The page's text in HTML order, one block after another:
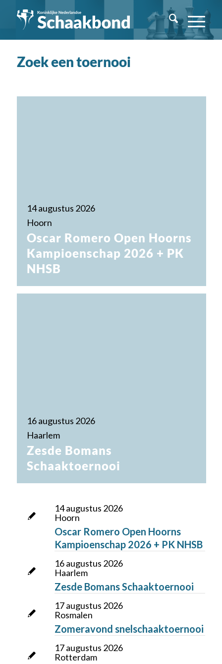
Zoek een toernooi
14 augustus 2026
Hoorn
Oscar Romero Open Hoorns
Kampioenschap 2026 + PK
NHSB
16 augustus 2026
Haarlem
Zesde Bomans
Schaaktoernooi
14 augustus 2026
Hoorn
Oscar Romero Open Hoorns
Kampioenschap 2026 + PK NHSB
16 augustus 2026
Haarlem
Zesde Bomans Schaaktoernooi
17 augustus 2026
Rosmalen
Zomeravond snelschaaktoernooi
17 augustus 2026
Rotterdam